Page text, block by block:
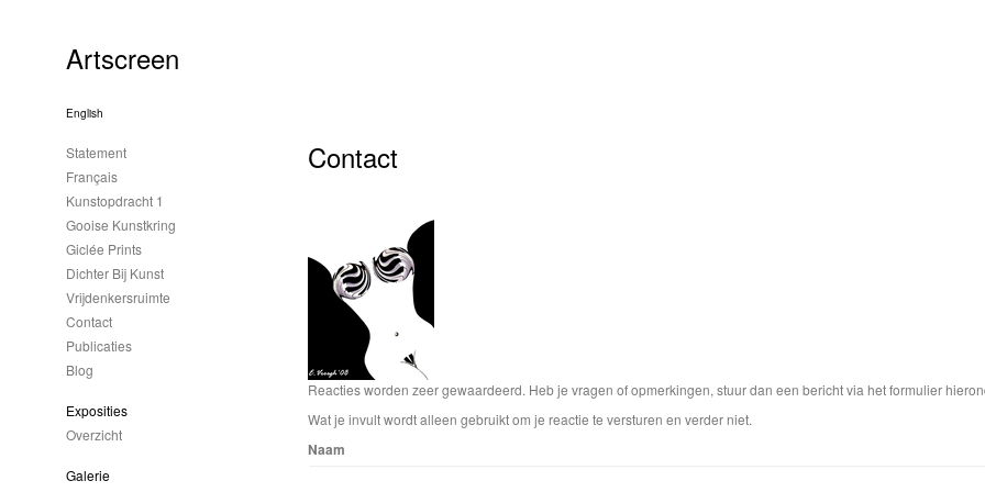
Contact
Reacties worden zeer gewaardeerd. Heb je vragen of opmerkingen, stuur dan een bericht via het formulier
Wat je invult wordt alleen gebruikt om je reactie te versturen en verder niet.
Naam
Artscreen
English
Statement
Français
Kunstopdracht 1
Gooise Kunstkring
Giclée Prints
Dichter Bij Kunst
Vrijdenkersruimte
Contact
Publicaties
Blog
Exposities
Overzicht
Galerie